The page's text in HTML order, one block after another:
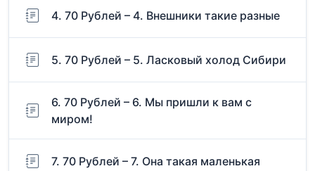
4. 70 Рублей – 4. Внешники такие разные
5. 70 Рублей – 5. Ласковый холод Сибири
6. 70 Рублей – 6. Мы пришли к вам с
миром!
7. 70 Рублей – 7. Она такая маленькая